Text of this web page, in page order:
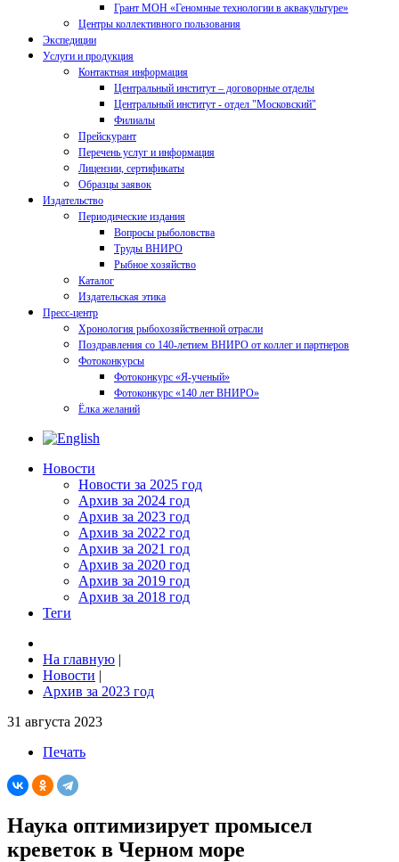
Грант МОН «Геномные технологии в аквакультуре»
Центры коллективного пользования
Экспедиции
Услуги и продукция
Контактная информация
Центральный институт – договорные отделы
Центральный институт - отдел "Московский"
Филиалы
Прейскурант
Перечень услуг и информация
Лицензии, сертификаты
Образцы заявок
Издательство
Периодические издания
Вопросы рыболовства
Труды ВНИРО
Рыбное хозяйство
Каталог
Издательская этика
Пресс-центр
Хронология рыбохозяйственной отрасли
Поздравления со 140-летием ВНИРО от коллег и партнеров
Фотоконкурсы
Фотоконкурс «Я-ученый»
Фотоконкурс «140 лет ВНИРО»
Ёлка желаний
Новости
Новости за 2025 год
Архив за 2024 год
Архив за 2023 год
Архив за 2022 год
Архив за 2021 год
Архив за 2020 год
Архив за 2019 год
Архив за 2018 год
Теги
На главную |
Новости |
Архив за 2023 год
31 августа 2023
Печать
Наука оптимизирует промысел
креветок в Черном море